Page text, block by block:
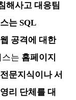
해사고 대응팀
는 SQL
공격에 대한
스는 홈페이지
문지식이나 서
리 단체를 대